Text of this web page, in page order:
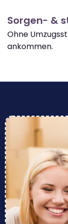
Sorgen- &
Ohne
ankommen.